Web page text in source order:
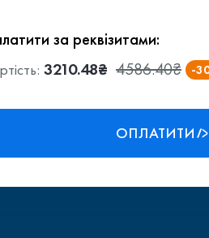
за реквізитами:
3210.48₴ 4586.40₴ -
ОПЛАТИТИ